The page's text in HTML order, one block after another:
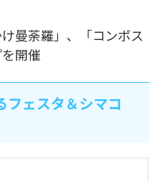
曼荼羅」、「コンポス
開催
フェスタ＆シマコ